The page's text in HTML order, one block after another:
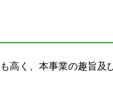
高く、本事業の趣旨